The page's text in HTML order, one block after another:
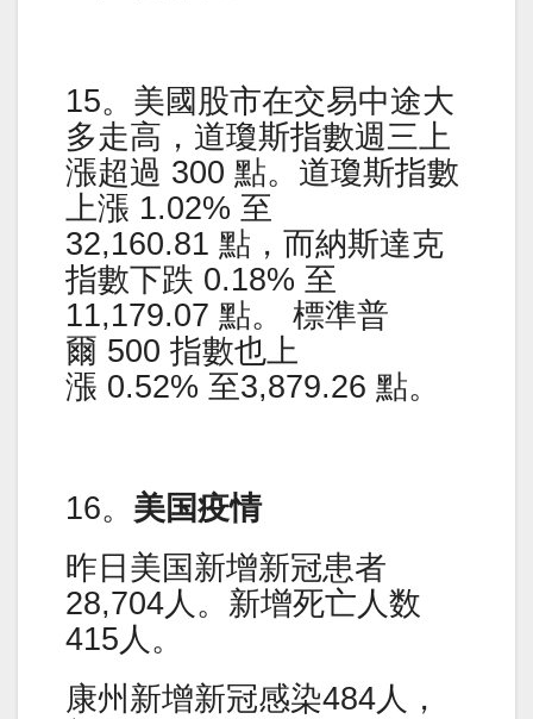
15。美國股市在交易中途大
多走高，道瓊斯指數週三上
漲超過 300 點。道瓊斯指數
上漲 1.02% 至
32,160.81 點，而納斯達克
指數下跌 0.18% 至
11,179.07 點。 標準普
爾 500 指數也上
漲 0.52% 至3,879.26 點。
16。 美国疫情
昨日美国新增新冠患者
28,704人。新增死亡人数
415人。
康州新增新冠感染484人，